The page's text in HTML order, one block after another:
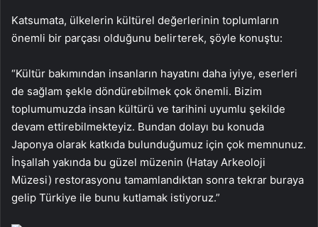
Katsumata, ülkelerin kültürel değerlerinin toplumların
önemli bir parçası olduğunu belirterek, şöyle konuştu:
“Kültür bakımından insanların hayatını daha iyiye, eserleri
de sağlam şekle döndürebilmek çok önemli. Bizim
toplumumuzda insan kültürü ve tarihini uyumlu şekilde
devam ettirebilmekteyiz. Bundan dolayı bu konuda
Japonya olarak katkıda bulunduğumuz için çok memnunuz.
İnşallah yakında bu güzel müzenin (Hatay Arkeoloji
Müzesi) restorasyonu tamamlandıktan sonra tekrar buraya
gelip Türkiye ile bunu kutlamak istiyoruz.”